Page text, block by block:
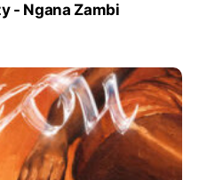
- Ngana Zambi